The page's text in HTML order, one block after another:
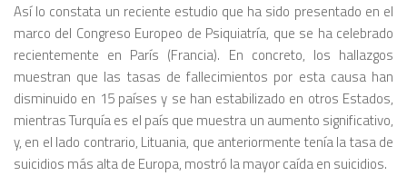
Así lo constata un reciente estudio que ha sido presentado en el
marco del Congreso Europeo de Psiquiatría, que se ha celebrado
recientemente en París (Francia). En concreto, los hallazgos
muestran que las tasas de fallecimientos por esta causa han
disminuido en 15 países y se han estabilizado en otros Estados,
mientras Turquía es el país que muestra un aumento significativo,
y, en el lado contrario, Lituania, que anteriormente tenía la tasa de
suicidios más alta de Europa, mostró la mayor caída en suicidios.